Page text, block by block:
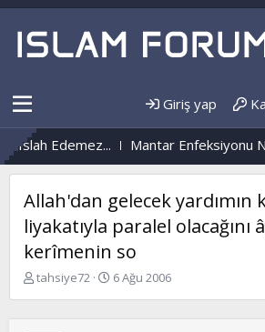
Giriş yap
Mantar Enfeksiyonu Nedir?
Allah'dan gelecek yardımın
liyakatıyla paralel olacağını
kerîmenin so
K
tahsiye72
B
6 Ağu 2006